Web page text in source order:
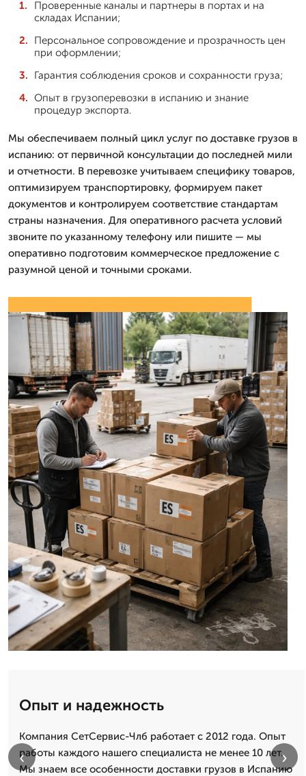
Проверенные каналы и партнеры в портах и на
складах Испании;
Персональное сопровождение и прозрачность цен
при оформлении;
Гарантия соблюдения сроков и сохранности груза;
Опыт в грузоперевозки в испанию и знание
процедур экспорта.
Мы обеспечиваем полный цикл услуг по доставке грузов в
испанию: от первичной консультации до последней мили
и отчетности. В перевозке учитываем специфику товаров,
оптимизируем транспортировку, формируем пакет
документов и контролируем соответствие стандартам
страны назначения. Для оперативного расчета условий
звоните по указанному телефону или пишите — мы
оперативно подготовим коммерческое предложение с
разумной ценой и точными сроками.
Опыт и надежность
Компания СетСервис-Члб работает с 2012 года. Опыт
работы каждого нашего специалиста не менее 10 лет.
Мы знаем все особенности доставки грузов в Испанию
‹ ›